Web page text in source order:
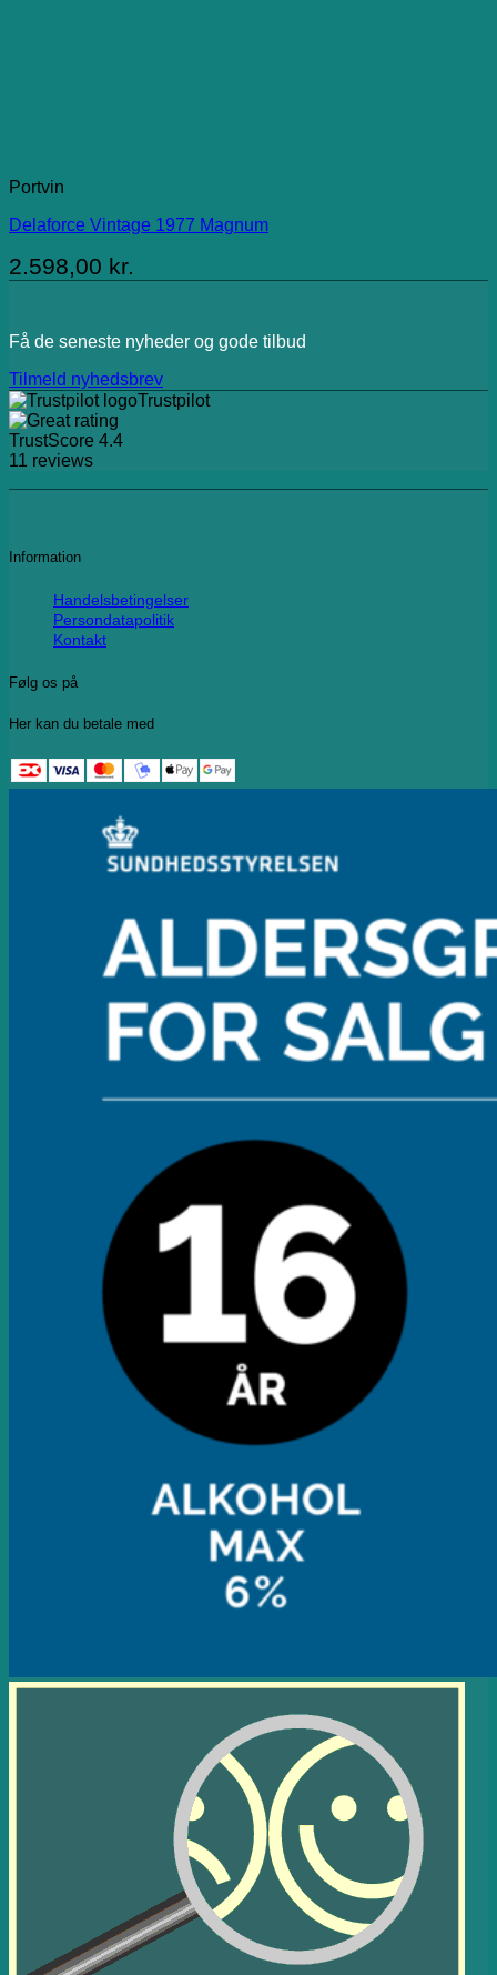
Portvin
Delaforce Vintage 1977 Magnum
2.598,00 kr.
Få de seneste nyheder og gode tilbud
Tilmeld nyhedsbrev
Trustpilot
TrustScore 4.4
11 reviews
Information
Handelsbetingelser
Persondatapolitik
Kontakt
Følg os på
Her kan du betale med